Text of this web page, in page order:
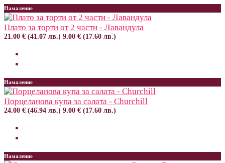
Намаление
Плато за торти от 2 части - Лавандула
21.00 € (41.07 лв.) 9.00 € (17.60 лв.)
Намаление
Порцеланова купа за салата - Churchill
24.00 € (46.94 лв.) 9.00 € (17.60 лв.)
Намаление